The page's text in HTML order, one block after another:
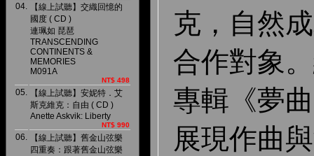
04.
【線上試聽】交織回憶的
國度 ( CD )
連珮如 琵琶
TRANSCENDING
CONTINENTS &
MEMORIES
M091A
NT$ 498
05.
【線上試聽】安妮特．艾
斯克維克：自由 ( CD )
Anette Askvik: Liberty
NT$ 990
06.
【線上試聽】舊金山弦樂
四重奏：跟著舊金山弦樂
克，自然
合作對象
專輯《夢
展現作曲